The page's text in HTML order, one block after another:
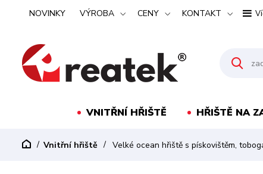
NOVINKY VÝROBA CENY KONTAKT
VNITŘNÍ HŘIŠTĚ HŘIŠTĚ NA
Vnitřní hřiště Velké ocean hřiště s pískovištěm,